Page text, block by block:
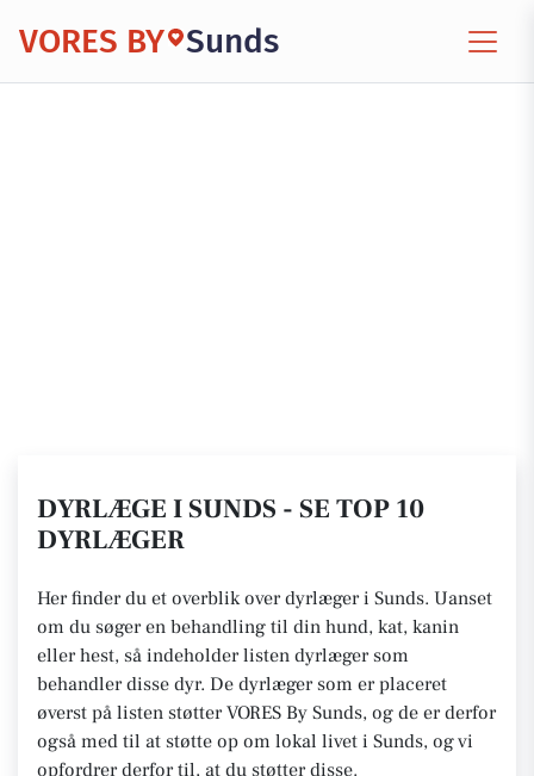
VORES BY Sunds
DYRLÆGE I SUNDS - SE TOP 10
DYRLÆGER
Her finder du et overblik over dyrlæger i Sunds. Uanset
om du søger en behandling til din hund, kat, kanin
eller hest, så indeholder listen dyrlæger som
behandler disse dyr. De dyrlæger som er placeret
øverst på listen støtter VORES By Sunds, og de er derfor
også med til at støtte op om lokal livet i Sunds, og vi
opfordrer derfor til, at du støtter disse.